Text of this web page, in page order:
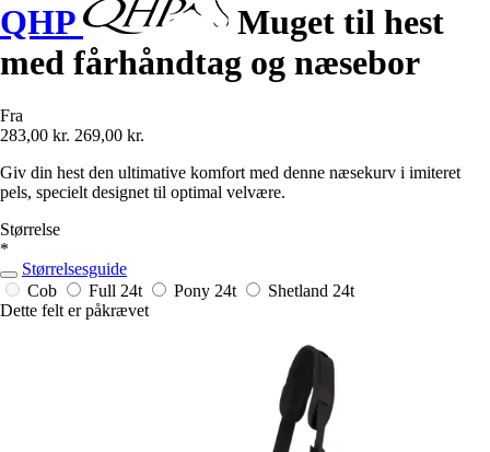
QHP
Muget til hest
med fårhåndtag og næsebor
Fra
283,00 kr. 269,00 kr.
Giv din hest den ultimative komfort med denne næsekurv i imiteret
pels, specielt designet til optimal velvære.
Størrelse
*
Størrelsesguide
Cob
Full 24t Pony 24t Shetland 24t
Dette felt er påkrævet